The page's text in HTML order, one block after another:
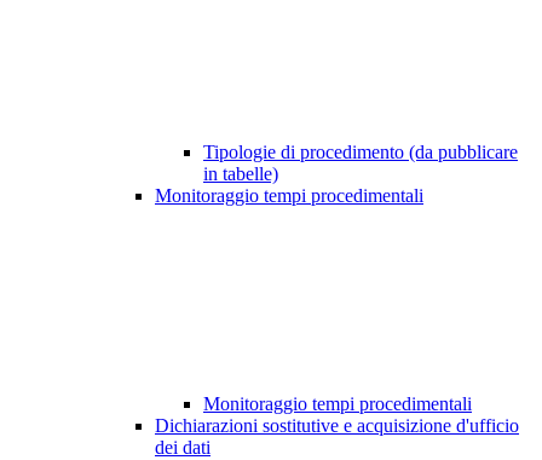
Tipologie di procedimento (da pubblicare
in tabelle)
Monitoraggio tempi procedimentali
Monitoraggio tempi procedimentali
Dichiarazioni sostitutive e acquisizione d'ufficio
dei dati